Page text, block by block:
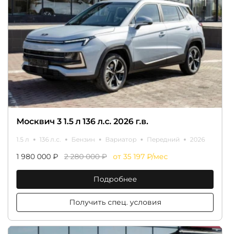
Москвич 3 1.5 л 136 л.с. 2026 г.в.
1.5 л 136 л.с. Бензин Вариатор Передний 2026
1 980 000 ₽ 2 280 000 ₽ от 35 197 ₽/мес
Подробнее
Получить спец. условия